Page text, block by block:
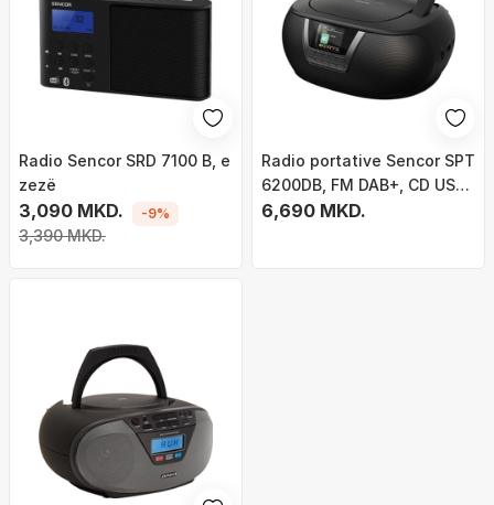
Radio Sencor SRD 7100 B, e
zezë
3,090 MKD.
3,390 MKD.
-9%
Radio portative Sencor SPT
6200DB, FM DAB+, CD USB
Bluetooth, e zezë
6,690 MKD.